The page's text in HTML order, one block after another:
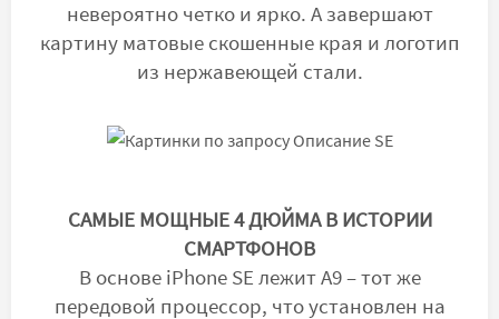
невероятно четко и ярко. А завершают
картину матовые скошенные края и логотип
из нержавеющей стали.
САМЫЕ МОЩНЫЕ 4 ДЮЙМА В ИСТОРИИ
СМАРТФОНОВ
В основе iPhone SE лежит A9 – тот же
передовой процессор, что установлен на